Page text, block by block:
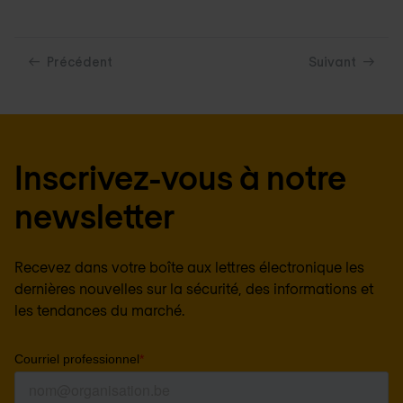
Précédent Suivant
Inscrivez-vous à notre
newsletter
Recevez dans votre boîte aux lettres électronique les
dernières nouvelles sur la sécurité, des informations et
les tendances du marché.